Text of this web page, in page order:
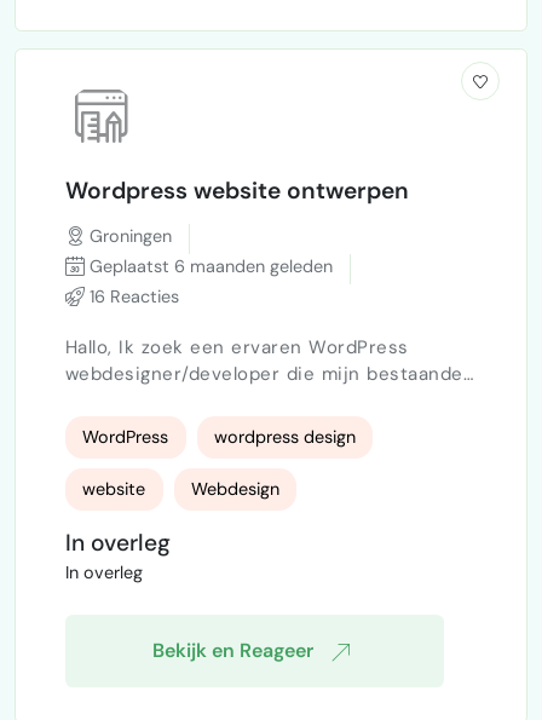
Wordpress website ontwerpen
Groningen
Geplaatst 6 maanden geleden
16 Reacties
Hallo, Ik zoek een ervaren WordPress
webdesigner/developer die mijn bestaande
Mijn website is gebouwd met het Astra
theme en de uitstraling is momenteel te
simpel en rommelig. Ik wil een moderne,
zakelijke en betrouwbare website.
WordPress wordpress design
website Webdesign
In overleg
In overleg
Bekijk en Reageer